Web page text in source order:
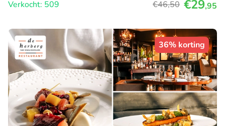
Verkocht: 509
€46,50 €29,95
36% korting